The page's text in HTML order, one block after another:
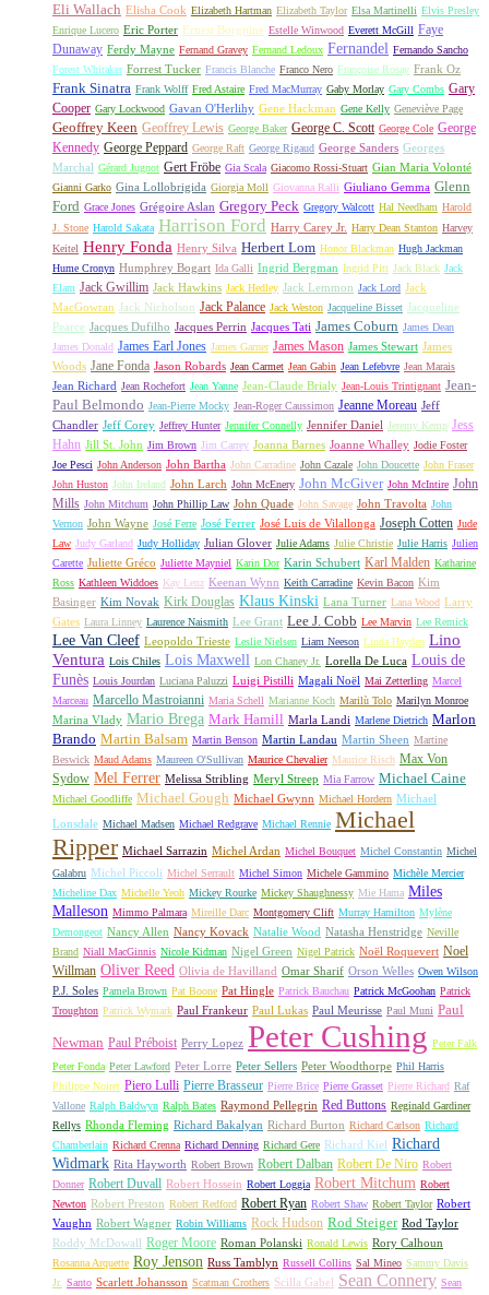
Eli Wallach Elisha Cook Elizabeth Hartman Elizabeth Taylor Elsa Martinelli Elvis Presley
Enrique Lucero Eric Porter Ernest Borgnine Estelle Winwood Everett McGill Faye
Dunaway Ferdy Mayne Fernand Gravey Fernand Ledoux Fernandel Fernando Sancho
Forest Whitaker Forrest Tucker Francis Blanche Franco Nero Françoise Rosay Frank Oz
Frank Sinatra Frank Wolff Fred Astaire Fred MacMurray Gaby Morlay Gary Combs Gary
Cooper Gary Lockwood Gavan O'Herlihy Gene Hackman Gene Kelly Geneviève Page
Geoffrey Keen Geoffrey Lewis George Baker George C. Scott George Cole George
Kennedy George Peppard George Raft George Rigaud George Sanders Georges
Marchal Gérard Jugnot Gert Fröbe Gia Scala Giacomo Rossi-Stuart Gian Maria Volonté
Gianni Garko Gina Lollobrigida Giorgia Moll Giovanna Ralli Giuliano Gemma Glenn
Ford Grace Jones Grégoire Aslan Gregory Peck Gregory Walcott Hal Needham Harold
J. Stone Harold Sakata Harrison Ford Harry Carey Jr. Harry Dean Stanton Harvey
Keitel Henry Fonda Henry Silva Herbert Lom Honor Blackman Hugh Jackman
Hume Cronyn Humphrey Bogart Ida Galli Ingrid Bergman Ingrid Pitt Jack Black Jack
Elam Jack Gwillim Jack Hawkins Jack Hedley Jack Lemmon Jack Lord Jack
MacGowran Jack Nicholson Jack Palance Jack Weston Jacqueline Bisset Jacqueline
Pearce Jacques Dufilho Jacques Perrin Jacques Tati James Coburn James Dean
James Donald James Earl Jones James Garner James Mason James Stewart James
Woods Jane Fonda Jason Robards Jean Carmet Jean Gabin Jean Lefebvre Jean Marais
Jean Richard Jean Rochefort Jean Yanne Jean-Claude Brialy Jean-Louis Trintignant Jean-
Paul Belmondo Jean-Pierre Mocky Jean-Roger Caussimon Jeanne Moreau Jeff
Chandler Jeff Corey Jeffrey Hunter Jennifer Connelly Jennifer Daniel Jeremy Kemp Jess
Hahn Jill St. John Jim Brown Jim Carrey Joanna Barnes Joanne Whalley Jodie Foster
Joe Pesci John Anderson John Bartha John Carradine John Cazale John Doucette John Fraser
John Huston John Ireland John Larch John McEnery John McGiver John McIntire John
Mills John Mitchum John Phillip Law John Quade John Savage John Travolta John
Vernon John Wayne José Ferre José Ferrer José Luis de Vilallonga Joseph Cotten Jude
Law Judy Garland Judy Holliday Julian Glover Julie Adams Julie Christie Julie Harris Julien
Carette Juliette Gréco Juliette Mayniel Karin Dor Karin Schubert Karl Malden Katharine
Ross Kathleen Widdoes Kay Lenz Keenan Wynn Keith Carradine Kevin Bacon Kim
Basinger Kim Novak Kirk Douglas Klaus Kinski Lana Turner Lana Wood Larry
Gates Laura Linney Laurence Naismith Lee Grant Lee J. Cobb Lee Marvin Lee Remick
Lee Van Cleef Leopoldo Trieste Leslie Nielsen Liam Neeson Linda Hayden Lino
Ventura Lois Chiles Lois Maxwell Lon Chaney Jr. Lorella De Luca Louis de
Funès Louis Jourdan Luciana Paluzzi Luigi Pistilli Magali Noël Mai Zetterling Marcel
Marceau Marcello Mastroianni Maria Schell Marianne Koch Marilù Tolo Marilyn Monroe
Marina Vlady Mario Brega Mark Hamill Marla Landi Marlene Dietrich Marlon
Brando Martin Balsam Martin Benson Martin Landau Martin Sheen Martine
Beswick Maud Adams Maureen O'Sullivan Maurice Chevalier Maurice Risch Max Von
Sydow Mel Ferrer Melissa Stribling Meryl Streep Mia Farrow Michael Caine
Michael Goodliffe Michael Gough Michael Gwynn Michael Hordern Michael
Lonsdale Michael Madsen Michael Redgrave Michael Rennie Michael
Ripper Michael Sarrazin Michel Ardan Michel Bouquet Michel Constantin Michel
Galabru Michel Piccoli Michel Serrault Michel Simon Michele Gammino Michèle Mercier
Micheline Dax Michelle Yeoh Mickey Rourke Mickey Shaughnessy Mie Hama Miles
Malleson Mimmo Palmara Mireille Darc Montgomery Clift Murray Hamilton Mylène
Demongeot Nancy Allen Nancy Kovack Natalie Wood Natasha Henstridge Neville
Brand Niall MacGinnis Nicole Kidman Nigel Green Nigel Patrick Noël Roquevert Noel
Willman Oliver Reed Olivia de Havilland Omar Sharif Orson Welles Owen Wilson
P.J. Soles Pamela Brown Pat Boone Pat Hingle Patrick Bauchau Patrick McGoohan Patrick
Troughton Patrick Wymark Paul Frankeur Paul Lukas Paul Meurisse Paul Muni Paul
Newman Paul Préboist Perry Lopez Peter Cushing Peter Falk
Peter Fonda Peter Lawford Peter Lorre Peter Sellers Peter Woodthorpe Phil Harris
Philippe Noiret Piero Lulli Pierre Brasseur Pierre Brice Pierre Grasset Pierre Richard Raf
Vallone Ralph Baldwyn Ralph Bates Raymond Pellegrin Red Buttons Reginald Gardiner
Rellys Rhonda Fleming Richard Bakalyan Richard Burton Richard Carlson Richard
Chamberlain Richard Crenna Richard Denning Richard Gere Richard Kiel Richard
Widmark Rita Hayworth Robert Brown Robert Dalban Robert De Niro Robert
Donner Robert Duvall Robert Hossein Robert Loggia Robert Mitchum Robert
Newton Robert Preston Robert Redford Robert Ryan Robert Shaw Robert Taylor Robert
Vaughn Robert Wagner Robin Williams Rock Hudson Rod Steiger Rod Taylor
Roddy McDowall Roger Moore Roman Polanski Ronald Lewis Rory Calhoun
Rosanna Arquette Roy Jenson Russ Tamblyn Russell Collins Sal Mineo Sammy Davis
Jr. Santo Scarlett Johansson Scatman Crothers Scilla Gabel Sean Connery Sean